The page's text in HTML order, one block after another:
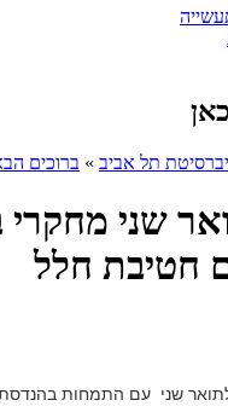
תל אביב » ברוכים
שני
חטיבת חלל
שני עם התמחות